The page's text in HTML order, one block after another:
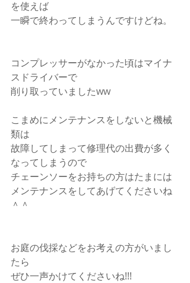
を使えば
一瞬で終わってしまうんですけどね。
コンプレッサーがなかった頃はマイナ
スドライバーで
削り取っていましたww
こまめにメンテナンスをしないと機械
類は
故障してしまって修理代の出費が多く
なってしまうので
チェーンソーをお持ちの方はたまには
メンテナンスをしてあげてくださいね
＾＾
お庭の伐採などをお考えの方がいまし
たら
ぜひ一声かけてくださいね!!!